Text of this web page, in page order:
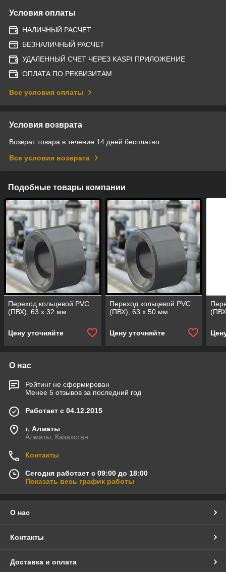
Условия оплаты
НАЛИЧНЫЙ РАСЧЕТ
БЕЗНАЛИЧНЫЙ РАСЧЕТ
УДАЛЕННЫЙ СЧЕТ ЧЕРЕЗ KASPI ПРИЛОЖЕНИЕ
ОПЛАТА ПО РЕКВИЗИТАМ
Все условия оплаты
Условия возврата
Возврат товара в течение 14 дней бесплатно
Все условия возврата
Подобные товары компании
Переход кольцевой PVC
(ПВХ), 63 х 32 мм
Цену уточняйте
Переход кольцевой PVC
(ПВХ), 63 х 50 мм
Цену уточняйте
О нас
Рейтинг не сформирован
Менее 5 отзывов за последний год
Работает с 04.12.2015
г. Алматы
Алматы, Казахстан
Контакты
Сегодня работает с 09:00 до 18:00
Показать весь график работы
О нас
Контакты
Доставка и оплата